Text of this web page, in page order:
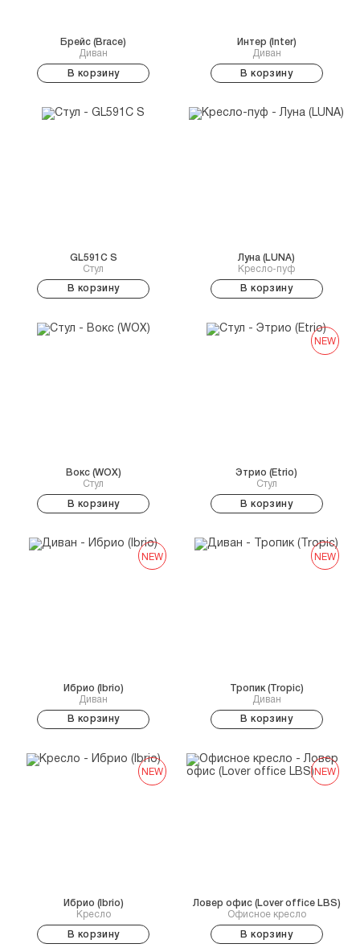
Диван
Брейс (Brace)
В корзину
Диван
Интер (Inter)
В корзину
Стул
GL591C S
В корзину
Кресло-пуф
Луна (LUNA)
В корзину
Стул
Вокс (WOX)
В корзину
NEW
Стул
Этрио (Etrio)
В корзину
NEW
Диван
Ибрио (Ibrio)
В корзину
NEW
Диван
Тропик (Tropic)
В корзину
NEW
Кресло
Ибрио (Ibrio)
В корзину
NEW
Офисное кресло
Ловер офис (Lover office LBS)
В корзину